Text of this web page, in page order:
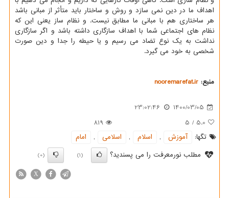
اهداف ما در دین نمی سازد و روش و ساختار باید متأثر از مبانی باشد
هر ساختاری هم با مبانی ما مطابق نیست. و نظام ساز یعنی این که
نظام های اجتماعی شما با اهداف سازگاری داشته باشد و اگر سازگاری
نداشت به یک نوع تضاد می رسیم و یا حیطه را جدا و دین صورت
شخصی به خود می گیرد.
منبع: nooremarefat.ir
1400/03/05
23:02:46
5.0
/
5
819
تگها:
آموزش , اسلام , اسلامی ,
امام
مطلب نورمعرفت را می پسندید؟
(1)
(0)
X